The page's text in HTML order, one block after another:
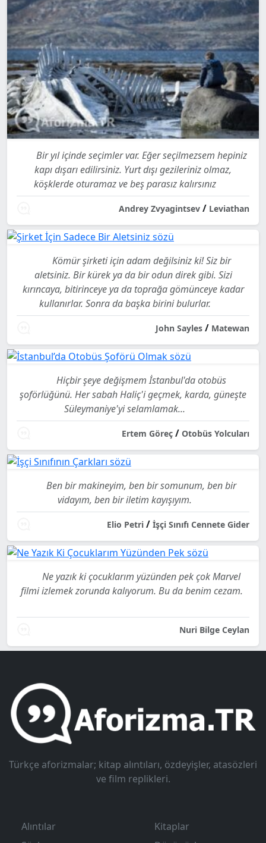
Bir yıl içinde seçimler var. Eğer seçilmezsem hepiniz
kapı dışarı edilirsiniz. Yurt dışı gezileriniz olmaz,
köşklerde oturamaz ve beş parasız kalırsınız
Andrey Zvyagintsev / Leviathan
Kömür şirketi için adam değilsiniz ki! Siz bir
aletsiniz. Bir kürek ya da bir odun direk gibi. Sizi
kırıncaya, bitirinceye ya da toprağa gömünceye kadar
kullanırlar. Sonra da başka birini bulurlar.
John Sayles / Matewan
Hiçbir şeye değişmem İstanbul'da otobüs
şoförlüğünü. Her sabah Haliç'i geçmek, karda, güneşte
Süleymaniye'yi selamlamak...
Ertem Göreç / Otobüs Yolcuları
Ben bir makineyim, ben bir somunum, ben bir
vidayım, ben bir iletim kayışıyım.
Elio Petri / İşçi Sınıfı Cennete Gider
Ne yazık ki çocuklarım yüzünden pek çok Marvel
filmi izlemek zorunda kalıyorum. Bu da benim cezam.
Nuri Bilge Ceylan
Türkçe aforizmalar; kitap alıntıları, özdeyişler, atasözleri
ve film replikleri.
Alıntılar
Kitaplar